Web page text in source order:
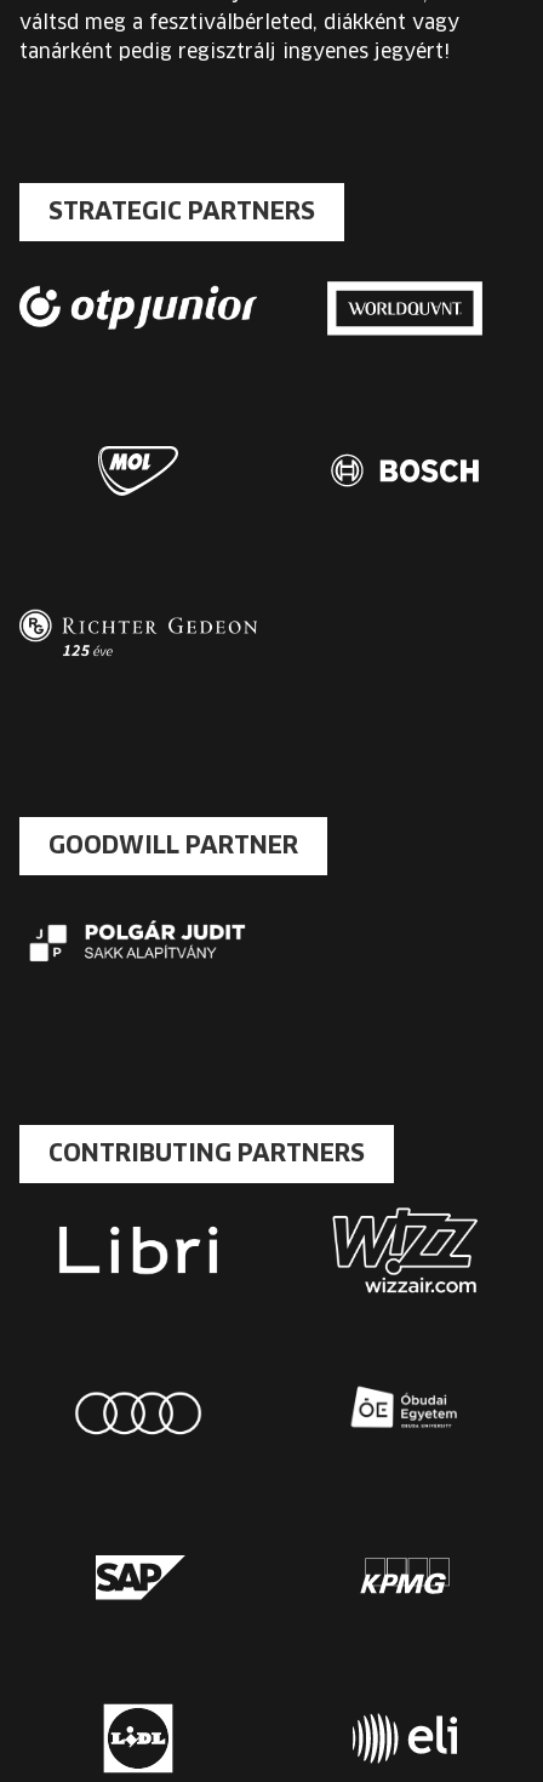
váltsd meg a fesztiválbérleted, diákként vagy
tanárként pedig regisztrálj ingyenes jegyért!
STRATEGIC PARTNERS
GOODWILL PARTNER
CONTRIBUTING PARTNERS